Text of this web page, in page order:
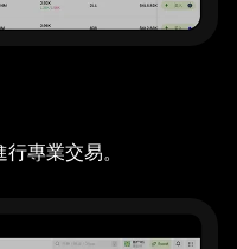
專業交易。